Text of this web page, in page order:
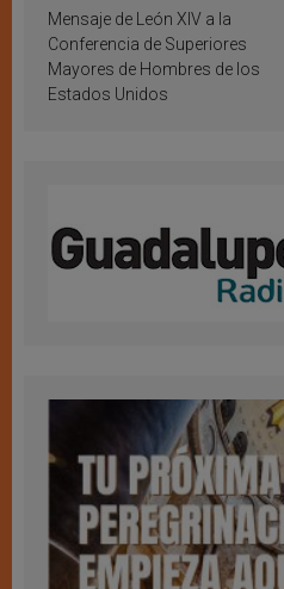
inspiración y santificación
Mensaje de León XIV a la
Conferencia de Superiores
Mayores de Hombres de los
Estados Unidos